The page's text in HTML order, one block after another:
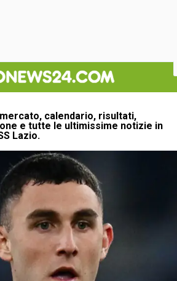
calendario, risultati,
e tutte le ultimissime notizie in
Lazio.